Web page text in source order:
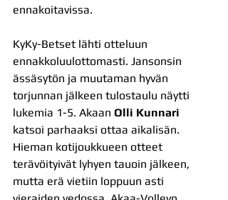
ennakoitavissa.
KyKy-Betset lähti otteluun
ennakkoluulottomasti. Jansonsin
ässäsytön ja muutaman hyvän
torjunnan jälkeen tulostaulu näytti
lukemia 1-5. Akaan Olli Kunnari
katsoi parhaaksi ottaa aikalisän.
Hieman kotijoukkueen otteet
terävöityivät lyhyen tauoin jälkeen,
mutta erä vietiin loppuun asti